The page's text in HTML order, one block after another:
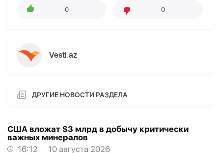
0 0
Vesti.az
ДРУГИЕ НОВОСТИ РАЗДЕЛА
США вложат $3 млрд в добычу критически
важных минералов
16:12
10 августа 2026